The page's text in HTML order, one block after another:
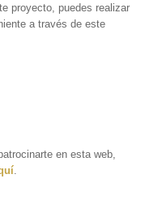
proyecto, puedes realizar
a través de este
en esta web,